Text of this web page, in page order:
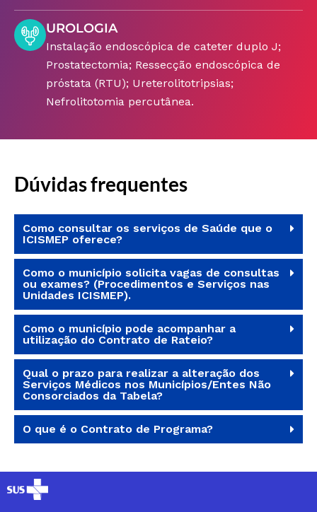
UROLOGIA
Instalação endoscópica de cateter duplo J;
Prostatectomia; Ressecção endoscópica de
próstata (RTU); Ureterolitotripsias;
Nefrolitotomia percutânea.
Dúvidas frequentes
Como consultar os serviços de Saúde que o
ICISMEP oferece?
Como o município solicita vagas de consultas
ou exames? (Procedimentos e Serviços nas
Unidades ICISMEP).
Como o município pode acompanhar a
utilização do Contrato de Rateio?
Qual o prazo para realizar a alteração dos
Serviços Médicos nos Municípios/Entes Não
Consorciados da Tabela?
O que é o Contrato de Programa?